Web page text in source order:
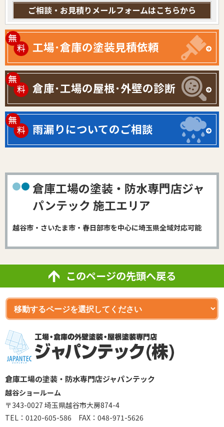
ご相談・お見積りメールフォームはこちらから
工場･倉庫の塗装見積依頼
倉庫･工場の屋根･外壁の診断
雨漏りについてのご相談
倉庫工場の塗装・防水専門店ジャ
パンテック 施工エリア
越谷市・さいたま市・春日部市を中心に埼玉県全域対応可能
このページの先頭へ戻る
倉庫工場の塗装・防水専門店ジャパンテック
越谷ショールーム
〒343-0027 埼玉県越谷市大房874-4
TEL： 0120-605-586 FAX：048-971-5626